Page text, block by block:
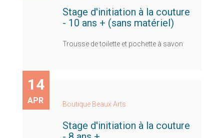
Stage d'initiation à la couture
- 10 ans + (sans matériel)
Trousse de toilette et pochette à savon
14
APR Boutique Beaux Arts
Stage d'initiation à la couture